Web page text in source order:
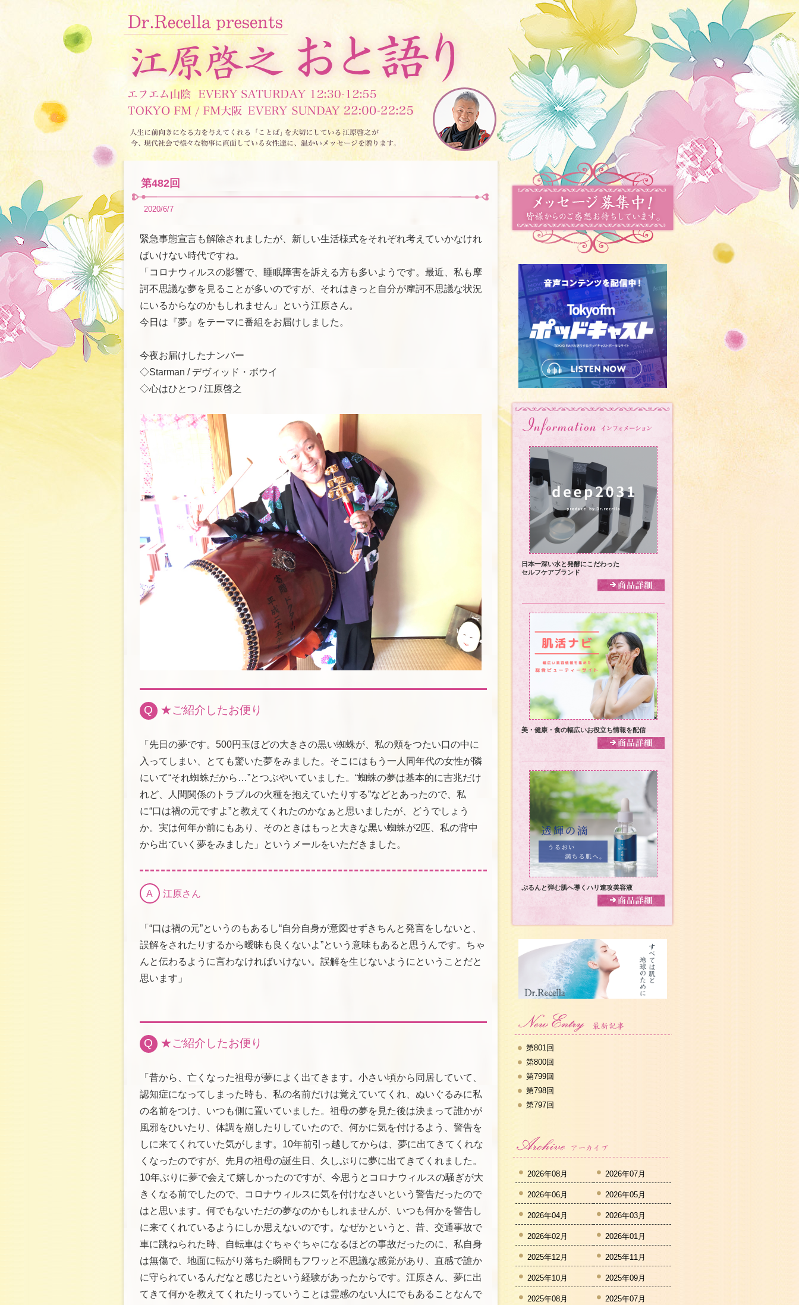
第482回
2020/6/7
緊急事態宣言も解除されましたが、新しい生活様式をそれぞれ考えていかなけれ
ばいけない時代ですね。
「コロナウィルスの影響で、睡眠障害を訴える方も多いようです。最近、私も摩
訶不思議な夢を見ることが多いのですが、それはきっと自分が摩訶不思議な状況
にいるからなのかもしれません」という江原さん。
今日は『夢』をテーマに番組をお届けしました。
今夜お届けしたナンバー
◇Starman / デヴィッド・ボウイ
◇心はひとつ / 江原啓之
Q ★ご紹介したお便り
「先日の夢です。500円玉ほどの大きさの黒い蜘蛛が、私の頬をつたい口の中に
入ってしまい、とても驚いた夢をみました。そこにはもう一人同年代の女性が隣
にいて“それ蜘蛛だから…”とつぶやいていました。“蜘蛛の夢は基本的に吉兆だけ
れど、人間関係のトラブルの火種を抱えていたりする”などとあったので、私
に“口は禍の元ですよ”と教えてくれたのかなぁと思いましたが、どうでしょう
か。実は何年か前にもあり、そのときはもっと大きな黒い蜘蛛が2匹、私の背中
から出ていく夢をみました」というメールをいただきました。
A 江原さん
「“口は禍の元”というのもあるし“自分自身が意図せずきちんと発言をしないと、
誤解をされたりするから曖昧も良くないよ”という意味もあると思うんです。ちゃ
んと伝わるように言わなければいけない。誤解を生じないようにということだと
思います」
Q ★ご紹介したお便り
「昔から、亡くなった祖母が夢によく出てきます。小さい頃から同居していて、
認知症になってしまった時も、私の名前だけは覚えていてくれ、ぬいぐるみに私
の名前をつけ、いつも側に置いていました。祖母の夢を見た後は決まって誰かが
風邪をひいたり、体調を崩したりしていたので、何かに気を付けるよう、警告を
しに来てくれていた気がします。10年前引っ越してからは、夢に出てきてくれな
くなったのですが、先月の祖母の誕生日、久しぶりに夢に出てきてくれました。
10年ぶりに夢で会えて嬉しかったのですが、今思うとコロナウィルスの騒ぎが大
きくなる前でしたので、コロナウィルスに気を付けなさいという警告だったので
はと思います。何でもないただの夢なのかもしれませんが、いつも何かを警告し
に来てくれているようにしか思えないのです。なぜかというと、昔、交通事故で
車に跳ねられた時、自転車はぐちゃぐちゃになるほどの事故だったのに、私自身
は無傷で、地面に転がり落ちた瞬間もフワッと不思議な感覚があり、直感で誰か
に守られているんだなと感じたという経験があったからです。江原さん、夢に出
てきて何かを教えてくれたりっていうことは霊感のない人にでもあることなんで
日本一深い水と発酵にこだわった
セルフケアブランド
美・健康・食の幅広いお役立ち情報を配信
ぷるんと弾む肌へ導くハリ速攻美容液
第801回
第800回
第799回
第798回
第797回
2026年08月 2026年07月
2026年06月 2026年05月
2026年04月 2026年03月
2026年02月 2026年01月
2025年12月 2025年11月
2025年10月 2025年09月
2025年08月 2025年07月